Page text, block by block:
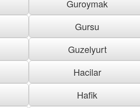
Guroymak
Gursu
Guzelyurt
Hacilar
Hafik